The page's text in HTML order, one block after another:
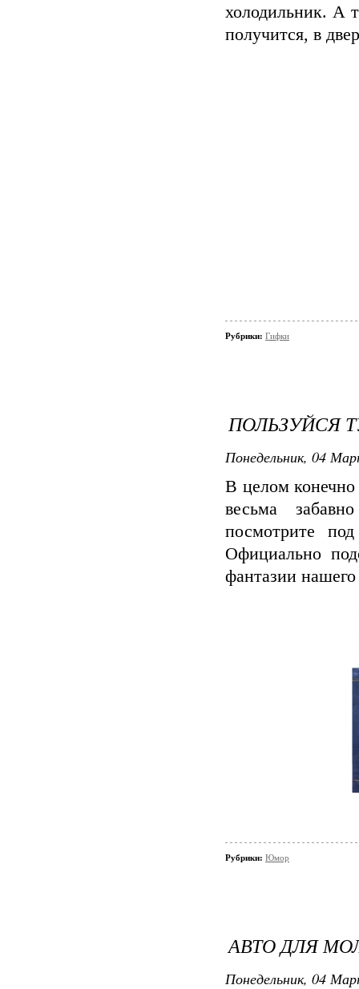
холодильник. А
получится, в
Рубрики: Гифки
ПОЛЬЗУЙСЯ
Понедельник, 04
В целом
весьма
посмотрите
Официально
фантазии нашего
Рубрики: Юмор
АВТО ДЛЯ
Понедельник, 04